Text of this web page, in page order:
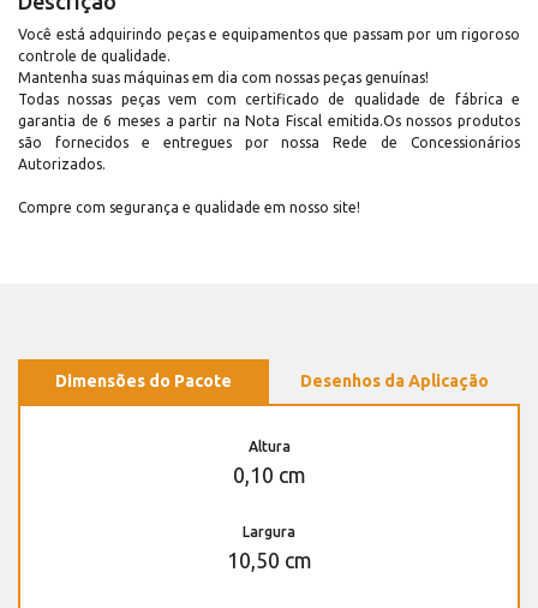
Você está adquirindo peças e equipamentos que passam por um rigoroso
controle de qualidade.
Mantenha suas máquinas em dia com nossas peças genuínas!
Todas nossas peças vem com certificado de qualidade de fábrica e
garantia de 6 meses a partir na Nota Fiscal emitida.Os nossos produtos
são fornecidos e entregues por nossa Rede de Concessionários
Autorizados.
Compre com segurança e qualidade em nosso site!
Dimensões do Pacote Desenhos da Aplicação
Altura
0,10 cm
Largura
10,50 cm